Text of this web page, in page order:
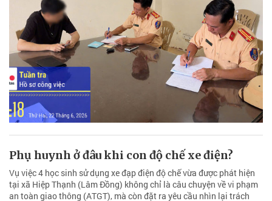
Phụ huynh ở đâu khi con độ chế xe điện?
Vụ việc 4 học sinh sử dụng xe đạp điện độ chế vừa được phát hiện
tại xã Hiệp Thạnh (Lâm Đồng) không chỉ là câu chuyện về vi phạm
an toàn giao thông (ATGT), mà còn đặt ra yêu cầu nhìn lại trách